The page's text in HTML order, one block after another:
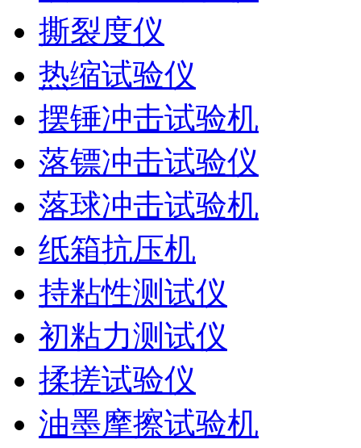
撕裂度仪
热缩试验仪
摆锤冲击试验机
落镖冲击试验仪
落球冲击试验机
纸箱抗压机
持粘性测试仪
初粘力测试仪
揉搓试验仪
油墨摩擦试验机